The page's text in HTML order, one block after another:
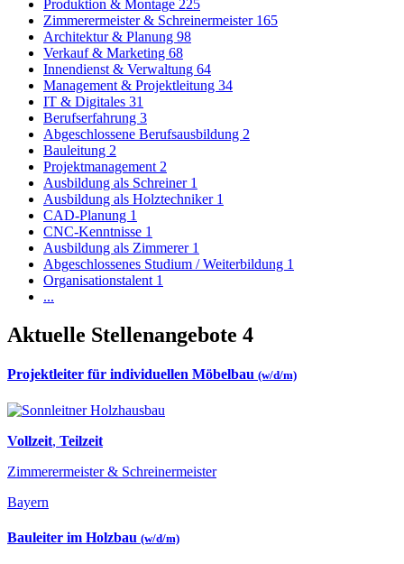
Produktion & Montage 225
Zimmerermeister & Schreinermeister 165
Architektur & Planung 98
Verkauf & Marketing 68
Innendienst & Verwaltung 64
Management & Projektleitung 34
IT & Digitales 31
Berufserfahrung 3
Abgeschlossene Berufsausbildung 2
Bauleitung 2
Projektmanagement 2
Ausbildung als Schreiner 1
Ausbildung als Holztechniker 1
CAD-Planung 1
CNC-Kenntnisse 1
Ausbildung als Zimmerer 1
Abgeschlossenes Studium / Weiterbildung 1
Organisationstalent 1
...
Aktuelle Stellenangebote 4
Projektleiter für individuellen Möbelbau (w/d/m)
Vollzeit, Teilzeit
Zimmerermeister & Schreinermeister
Bayern
Bauleiter im Holzbau (w/d/m)